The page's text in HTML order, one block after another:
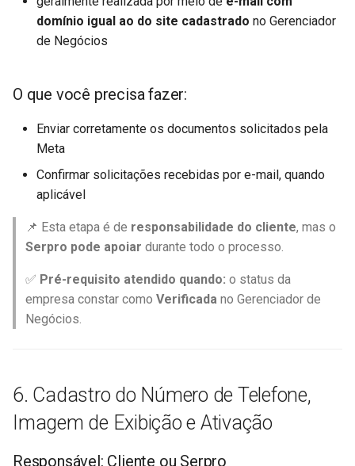
domínio igual ao do site cadastrado no Gerenciador
de Negócios
O que você precisa fazer:
Enviar corretamente os documentos solicitados pela
Meta
Confirmar solicitações recebidas por e-mail, quando
aplicável
📌 Esta etapa é de responsabilidade do cliente, mas o
Serpro pode apoiar durante todo o processo.
✅ Pré-requisito atendido quando: o status da
empresa constar como Verificada no Gerenciador de
Negócios.
6. Cadastro do Número de Telefone,
Imagem de Exibição e Ativação
Responsável: Cliente ou Serpro